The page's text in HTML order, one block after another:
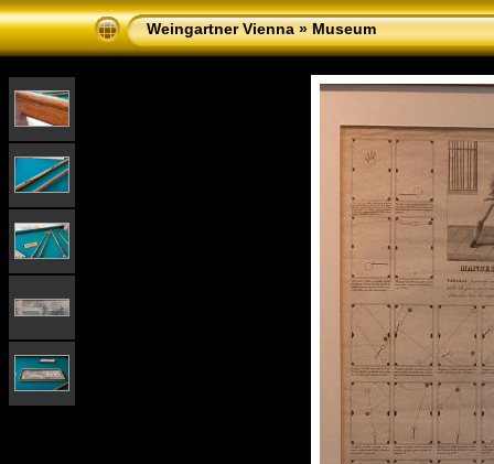
Weingartner Vienna»Museum